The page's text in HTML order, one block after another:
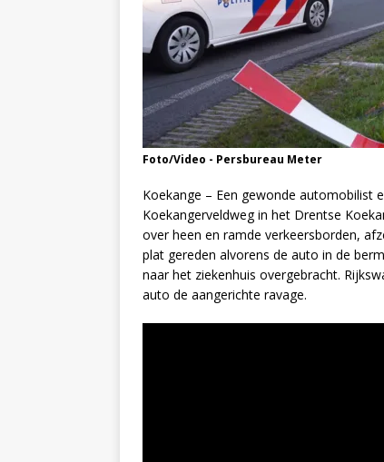
Foto/Video - Persbureau Meter
Koekange – Een gewonde automobilist
Koekangerveldweg in het Drentse
over heen en ramde verkeersborden,
plat gereden alvorens de auto in de
naar het ziekenhuis overgebracht.
auto de aangerichte ravage.